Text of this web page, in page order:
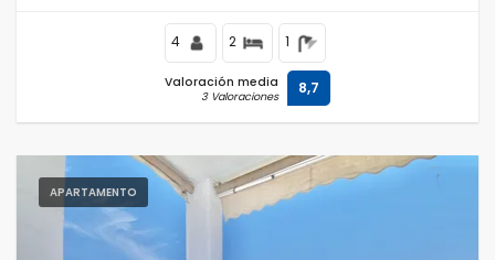
4 2 1
Valoración media
3 Valoraciones 8,7
APARTAMENTO